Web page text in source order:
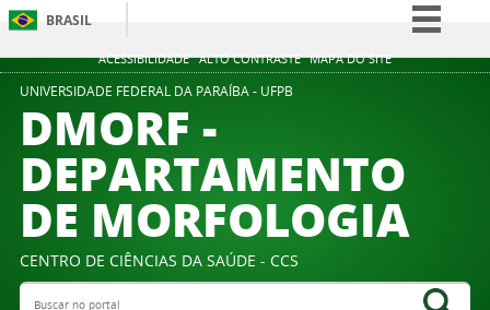
ACESSIBILIDADE ALTO CONTRASTE MAPA DO SITE
BRASIL
Simplifique!
Acesso à informação
Legislação
Canais
UNIVERSIDADE FEDERAL DA PARAÍBA - UFPB
DMORF -
DEPARTAMENTO
DE MORFOLOGIA
CENTRO DE CIÊNCIAS DA SAÚDE - CCS
Buscar no portal